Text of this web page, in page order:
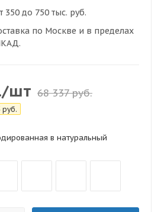
350 до 750 тыс. руб.
по Москве и в пределах
/шт 68 337руб.
руб.
в натуральный